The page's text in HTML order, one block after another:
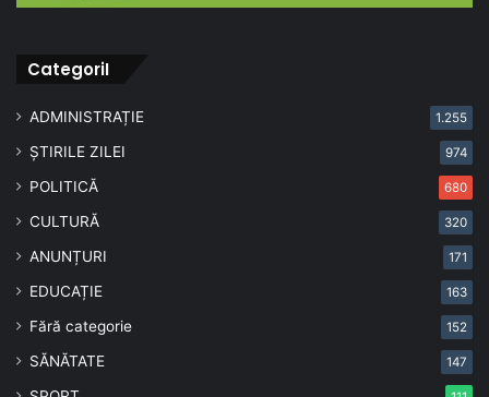
CategoriI
ADMINISTRAȚIE 1.255
ȘTIRILE ZILEI 974
POLITICĂ 680
CULTURĂ 320
ANUNȚURI 171
EDUCAȚIE 163
Fără categorie 152
SĂNĂTATE 147